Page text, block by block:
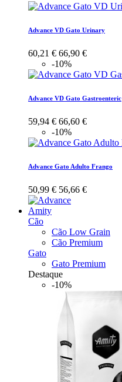
Advance VD Gato Urinary
60,21 € 66,90 €
-10%
Advance VD Gato Gastroenteric
59,94 € 66,60 €
-10%
Advance Gato Adulto Frango
50,99 € 56,66 €
Amity
Cão
Cão Low Grain
Cão Premium
Gato
Gato Premium
Destaque
-10%